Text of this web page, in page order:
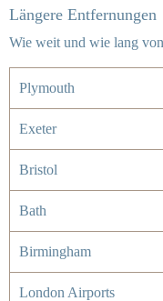
Längere Entfernungen
Wie weit und wie lang
Plymouth
Exeter
Bristol
Bath
Birmingham
London Airports